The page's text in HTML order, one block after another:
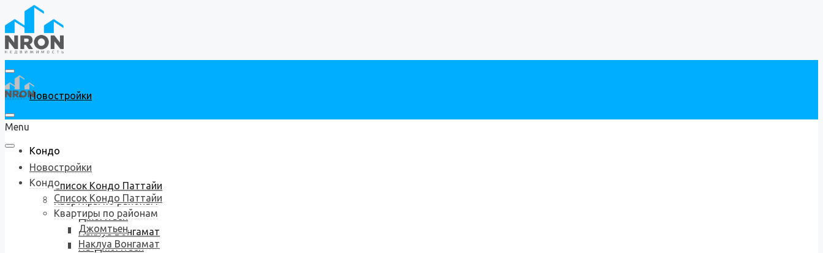
Новостройки
Кондо
Список Кондо Паттайи
Квартиры по районам
Джомтьен
Наклуа Вонгамат
На-Джомтьен
Menu
Новостройки
Кондо
Список Кондо Паттайи
Квартиры по районам
Джомтьен
Наклуа Вонгамат